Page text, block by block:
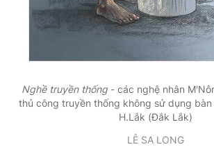
Nghề truyền thống- các nghệ nhân
thủ công truyền thống không sử dụng bàn
H.Lắk (Đắk Lắk)
LÊ SA LONG